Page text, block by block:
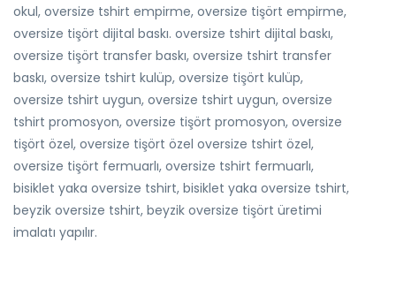
okul, oversize tshirt empirme, oversize tişört empirme,
oversize tişört dijital baskı. oversize tshirt dijital baskı,
oversize tişört transfer baskı, oversize tshirt transfer
baskı, oversize tshirt kulüp, oversize tişört kulüp,
oversize tshirt uygun, oversize tshirt uygun, oversize
tshirt promosyon, oversize tişört promosyon, oversize
tişört özel, oversize tişört özel oversize tshirt özel,
oversize tişört fermuarlı, oversize tshirt fermuarlı,
bisiklet yaka oversize tshirt, bisiklet yaka oversize tshirt,
beyzik oversize tshirt, beyzik oversize tişört üretimi
imalatı yapılır.